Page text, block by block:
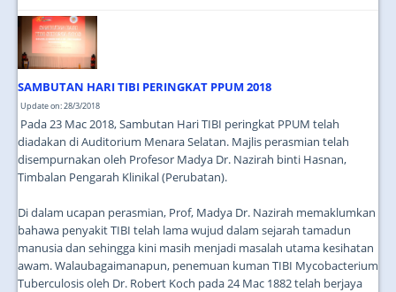
MAPS & LOCATION
SSO
SAMBUTAN HARI TIBI PERINGKAT PPUM 2018
Update on: 28/3/2018
Pada 23 Mac 2018, Sambutan Hari TIBI peringkat PPUM telah
diadakan di Auditorium Menara Selatan. Majlis perasmian telah
disempurnakan oleh Profesor Madya Dr. Nazirah binti Hasnan,
Timbalan Pengarah Klinikal (Perubatan).
Di dalam ucapan perasmian, Prof, Madya Dr. Nazirah memaklumkan
bahawa penyakit TIBI telah lama wujud dalam sejarah tamadun
manusia dan sehingga kini masih menjadi masalah utama kesihatan
awam. Walaubagaimanapun, penemuan kuman TIBI Mycobacterium
Tuberculosis oleh Dr. Robert Koch pada 24 Mac 1882 telah berjaya